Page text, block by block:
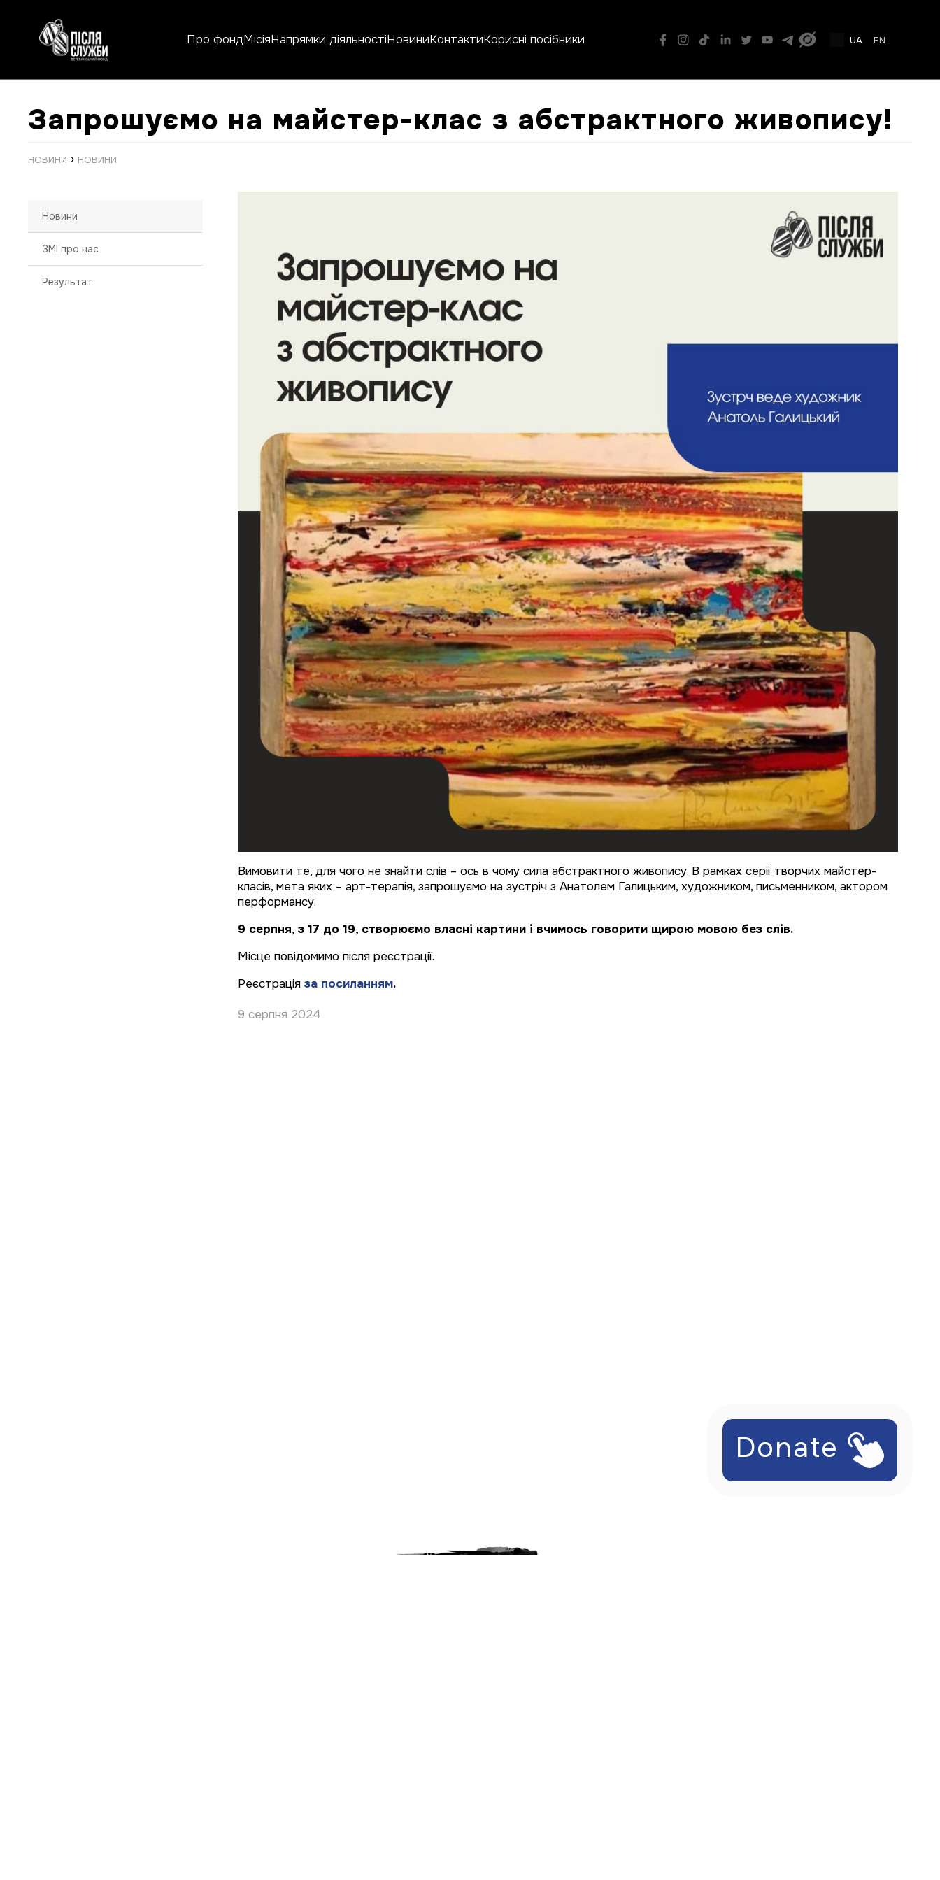
Про фондМісіяНапрямки діяльностіНовиниКонтактиКорисні посібники UA EN
Donate
Запрошуємо на майстер-клас з абстрактного живопису!
НОВИНИ › НОВИНИ
Новини
ЗМІ про нас
Результат
Вимовити те, для чого не знайти слів – ось в чому сила абстрактного живопису. В рамках серії творчих майстер-
класів, мета яких – арт-терапія, запрошуємо на зустріч з Анатолем Галицьким, художником, письменником, актором
перформансу.
9 серпня, з 17 до 19, створюємо власні картини і вчимось говорити щирою мовою без слів.
Місце повідомимо після реєстрації.
Реєстрація за посиланням.
9 серпня 2024